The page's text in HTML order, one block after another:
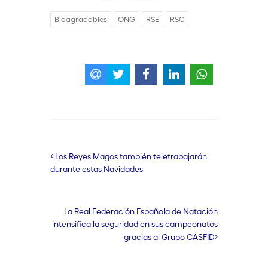
Bioagradables ONG RSE RSC
Los Reyes Magos también teletrabajarán
durante estas Navidades
La Real Federación Española de Natación
intensifica la seguridad en sus campeonatos
gracias al Grupo CASFID